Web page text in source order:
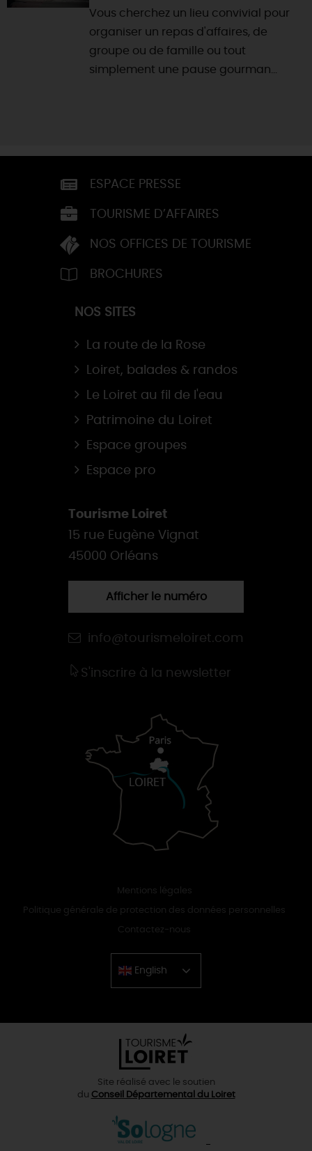
Vous cherchez un lieu convivial pour
organiser un repas d'affaires, de
groupe ou de famille ou tout
simplement une pause gourman...
ESPACE PRESSE
TOURISME D’AFFAIRES
NOS OFFICES DE TOURISME
BROCHURES
NOS SITES
La route de la Rose
Loiret, balades & randos
Le Loiret au fil de l'eau
Patrimoine du Loiret
Espace groupes
Espace pro
Tourisme Loiret
15 rue Eugène Vignat
45000 Orléans
Afficher le numéro
info@tourismeloiret.com
S'inscrire à la newsletter
Mentions légales
Politique générale de protection des données personnelles
Contactez-nous
English
Chinese
Site réalisé avec le soutien
du Conseil Départemental du Loiret